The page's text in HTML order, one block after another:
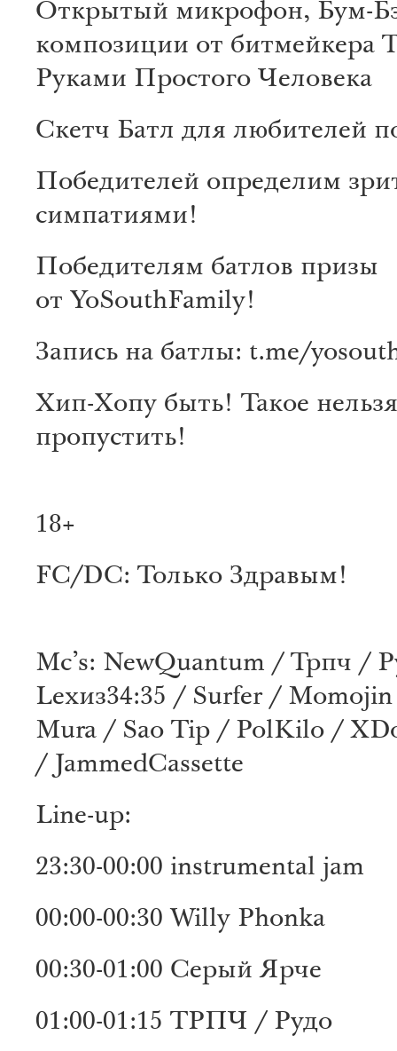
Открытый микрофон, Бум-
композиции от битмейкера
Руками Простого Человека
Скетч Батл для любителей
Победителей определим
симпатиями!
Победителям батлов призы
от YoSouthFamily!
Запись на батлы: t.me/
Хип-Хопу быть! Такое нельзя
пропустить!
18+
FC/DC: Только Здравым!
Mc’s: NewQuantum / Трпч /
Lexиз34:35 / Surfer /
Mura / Sao Tip / PolKilo /
/ JammedCassette
Line-up:
23:30-00:00 instrumental jam
00:00-00:30 Willy Phonka
00:30-01:00 Серый Ярче
01:00-01:15 ТРПЧ / Рудо